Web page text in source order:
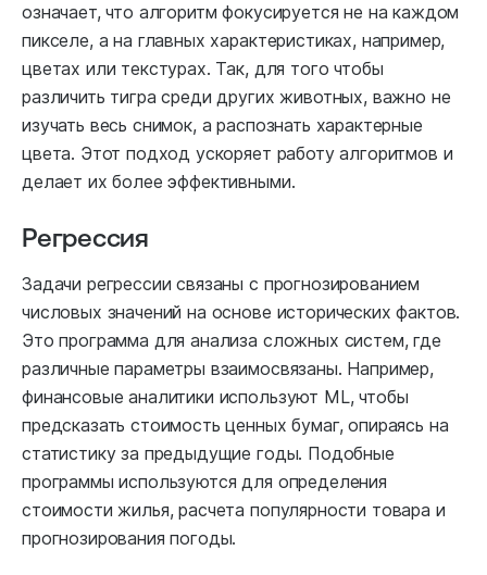
означает, что алгоритм фокусируется не на каждом
пикселе, а на главных характеристиках, например,
цветах или текстурах. Так, для того чтобы
различить тигра среди других животных, важно не
изучать весь снимок, а распознать характерные
цвета. Этот подход ускоряет работу алгоритмов и
делает их более эффективными.
Регрессия
Задачи регрессии связаны с прогнозированием
числовых значений на основе исторических фактов.
Это программа для анализа сложных систем, где
различные параметры взаимосвязаны. Например,
финансовые аналитики используют ML, чтобы
предсказать стоимость ценных бумаг, опираясь на
статистику за предыдущие годы. Подобные
программы используются для определения
стоимости жилья, расчета популярности товара и
прогнозирования погоды.